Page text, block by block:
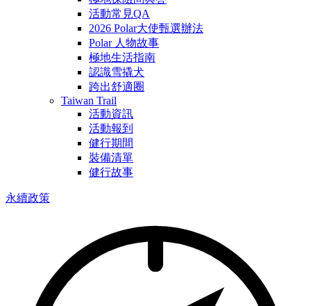
活動常見QA
2026 Polar大使甄選辦法
Polar 人物故事
極地生活指南
認識雪撬犬
跨出舒適圈
Taiwan Trail
活動資訊
活動報到
健行期間
裝備清單
健行故事
永續政策